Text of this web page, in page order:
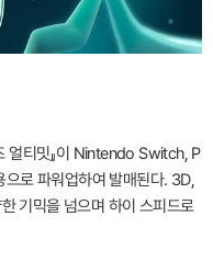
얼티밋』이 Nintendo Switch, P
로 파워업하여 발매된다. 3D,
기믹을 넘으며 하이 스피드로